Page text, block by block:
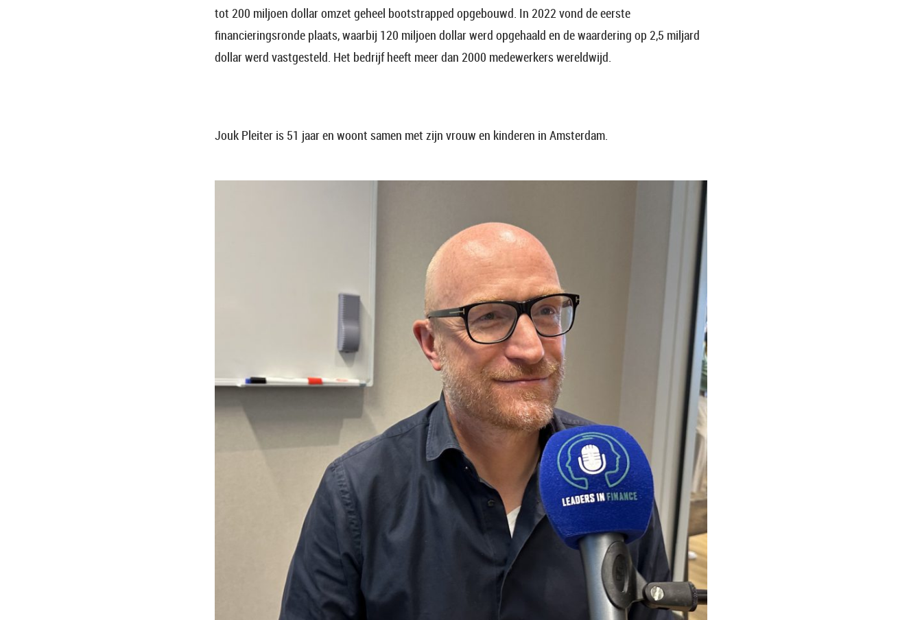
tot 200 miljoen dollar omzet geheel bootstrapped opgebouwd. In 2022 vond de eerste
financieringsronde plaats, waarbij 120 miljoen dollar werd opgehaald en de waardering op 2,5 miljard
dollar werd vastgesteld. Het bedrijf heeft meer dan 2000 medewerkers wereldwijd.
Jouk Pleiter is 51 jaar en woont samen met zijn vrouw en kinderen in Amsterdam.